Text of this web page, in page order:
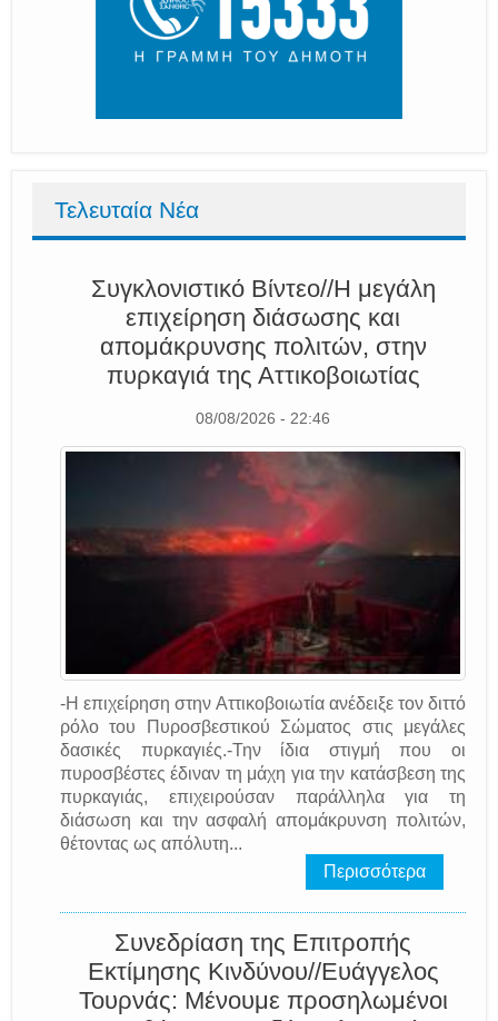
Τελευταία Νέα
Συγκλονιστικό Βίντεο//Η μεγάλη
επιχείρηση διάσωσης και
απομάκρυνσης πολιτών, στην
πυρκαγιά της Αττικοβοιωτίας
08/08/2026 - 22:46
-Η επιχείρηση στην Αττικοβοιωτία ανέδειξε τον διττό
ρόλο του Πυροσβεστικού Σώματος στις μεγάλες
δασικές πυρκαγιές.-Την ίδια στιγμή που οι
πυροσβέστες έδιναν τη μάχη για την κατάσβεση της
πυρκαγιάς, επιχειρούσαν παράλληλα για τη
διάσωση και την ασφαλή απομάκρυνση πολιτών,
θέτοντας ως απόλυτη...
Περισσότερα
Συνεδρίαση της Επιτροπής
Εκτίμησης Κινδύνου//Ευάγγελος
Τουρνάς: Μένουμε προσηλωμένοι